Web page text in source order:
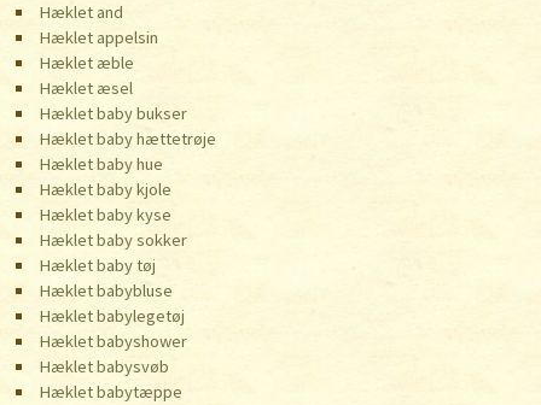
Hæklet and
Hæklet appelsin
Hæklet æble
Hæklet æsel
Hæklet baby bukser
Hæklet baby hættetrøje
Hæklet baby hue
Hæklet baby kjole
Hæklet baby kyse
Hæklet baby sokker
Hæklet baby tøj
Hæklet babybluse
Hæklet babylegetøj
Hæklet babyshower
Hæklet babysvøb
Hæklet babytæppe